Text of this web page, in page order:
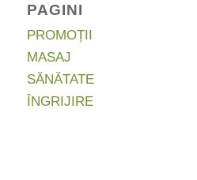
PAGINI
PROMOȚII
MASAJ
SĂNĂTATE
ÎNGRIJIRE